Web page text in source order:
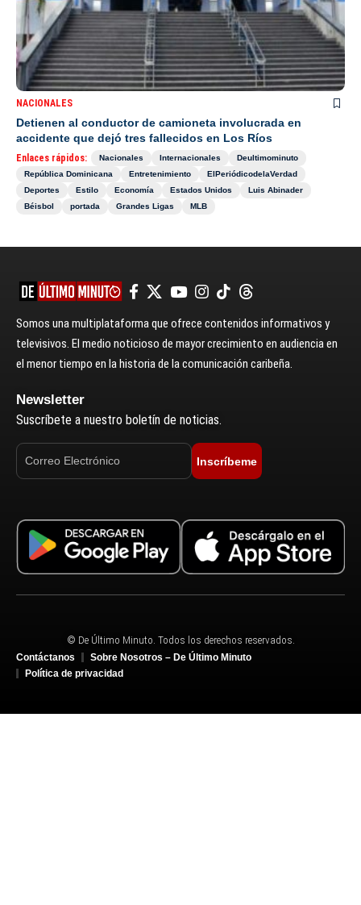
NACIONALES
Detienen al conductor de camioneta involucrada en
accidente que dejó tres fallecidos en Los Ríos
Enlaces rápidos: Nacionales Internacionales
Deultimominuto
República Dominicana
Entretenimiento
ElPeriódicodelaVerdad
Deportes
Estilo Economía Estados Unidos
Luis Abinader
Béisbol
portada Grandes Ligas MLB
Somos una multiplataforma que ofrece contenidos informativos y
televisivos. El medio noticioso de mayor crecimiento en audiencia en
el menor tiempo en la historia de la comunicación caribeña.
Newsletter
Suscríbete a nuestro boletín de noticias.
Inscríbeme
© De Último Minuto. Todos los derechos reservados.
Contáctanos
Sobre Nosotros – De Último Minuto
Política de privacidad